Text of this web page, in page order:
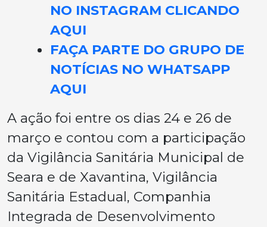
NO INSTAGRAM CLICANDO
AQUI
FAÇA PARTE DO GRUPO DE
NOTÍCIAS NO WHATSAPP
AQUI
A ação foi entre os dias 24 e 26 de
março e contou com a participação
da Vigilância Sanitária Municipal de
Seara e de Xavantina, Vigilância
Sanitária Estadual, Companhia
Integrada de Desenvolvimento